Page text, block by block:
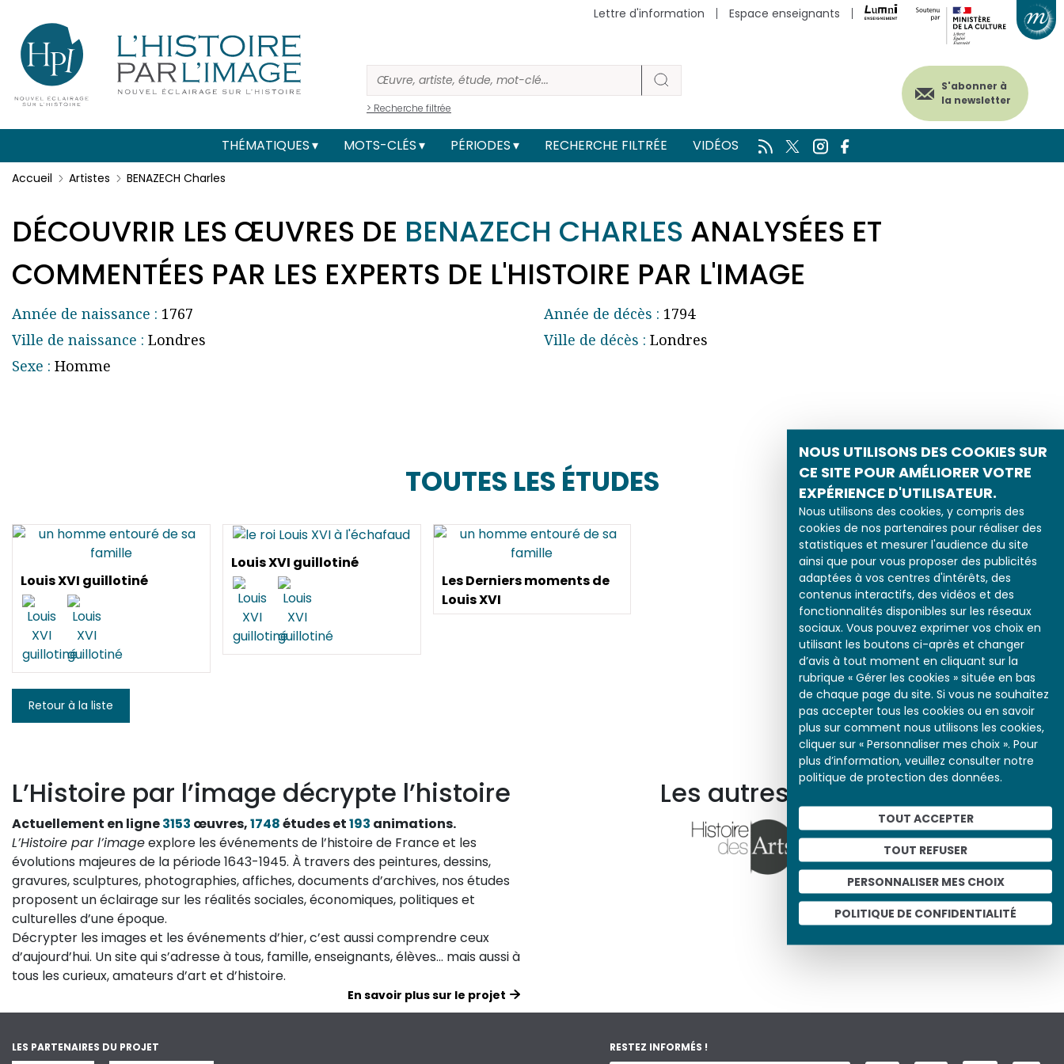
NOUS UTILISONS DES COOKIES SUR
CE SITE POUR AMÉLIORER VOTRE
EXPÉRIENCE D'UTILISATEUR.
Nous utilisons des cookies, y compris des
cookies de nos partenaires pour réaliser des
statistiques et mesurer l'audience du site
ainsi que pour vous proposer des publicités
adaptées à vos centres d'intérêts, des
contenus interactifs, des vidéos et des
fonctionnalités disponibles sur les réseaux
sociaux. Vous pouvez exprimer vos choix en
utilisant les boutons ci-après et changer
d’avis à tout moment en cliquant sur la
rubrique « Gérer les cookies » située en bas
de chaque page du site. Si vous ne souhaitez
pas accepter tous les cookies ou en savoir
plus sur comment nous utilisons les cookies,
cliquer sur « Personnaliser mes choix ». Pour
plus d’information, veuillez consulter notre
politique de protection des données.
TOUT ACCEPTER
TOUT REFUSER
PERSONNALISER MES CHOIX
POLITIQUE DE CONFIDENTIALITÉ
> Recherche filtrée
Menu
secondaire
(header)
Lettre d'information Espace enseignants
S'abonner à
la newsletter
Main
navigation
THÉMATIQUES MOTS-CLÉS PÉRIODES RECHERCHE FILTRÉE VIDÉOS
Accueil Artistes BENAZECH Charles
DÉCOUVRIR LES ŒUVRES DE BENAZECH CHARLES ANALYSÉES ET
COMMENTÉES PAR LES EXPERTS DE L'HISTOIRE PAR L'IMAGE
Année de naissance : 1767
Ville de naissance : Londres
Sexe : Homme
Année de décès : 1794
Ville de décès : Londres
TOUTES LES ÉTUDES
Louis XVI guillotiné
Louis XVI guillotiné
Les Derniers moments de
Louis XVI
Retour à la liste
L’Histoire par l’image décrypte l’histoire
Actuellement en ligne3153 œuvres,1748études et193 animations.
L’Histoire par l’imageexplore les événements de l’histoire de France et les
évolutions majeures de la période 1643-1945. À travers des peintures, dessins,
gravures, sculptures, photographies, affiches, documents d’archives, nos études
proposent un éclairage sur les réalités sociales, économiques, politiques et
culturelles d’une époque.
Décrypter les images et les événements d’hier, c’est aussi comprendre ceux
d’aujourd’hui. Un site qui s’adresse à tous, famille, enseignants, élèves… mais aussi à
tous les curieux, amateurs d’art et d’histoire.
En savoir plus sur le projet
Les autres ressources
LES PARTENAIRES DU PROJET RESTEZ INFORMÉS !